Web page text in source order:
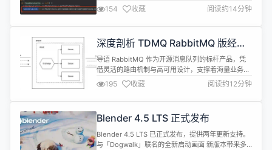
作了，而且工资还涨了一点，虽然没有前几年跳槽涨
的多，但是在疫情之下算比较可以的了。问了下他现
在的的面试难度如何，卷不卷。他说现在面试基本上
说到算法题，肯定就是去🐂客或者letcode上去刷题
了。不过，有些公司为了防止大家...
154 收藏 阅读约14分钟
深度剖析 TDMQ RabbitMQ 版经典
队列底层存储机制
导语 RabbitMQ 作为开源消息队列的标杆产品，凭
借灵活的路由机制与高可用设计，支撑着海量业务场
景的消息流转。而经典队列（Classic Queue） 作
为 RabbitMQ 最基础、应用最广泛的队列类型，其
底层存储机制直接决定了消息处理的性能边界与可用
RabbitMQ 核心原理的关键，更为生产环境的运维优
化...
195 收藏 阅读约12分钟
Blender 4.5 LTS 正式发布
Blender 4.5 LTS 已正式发布，提供两年更新支持。
与「Dogwalk」联名的全新启动画面 新版本带来多